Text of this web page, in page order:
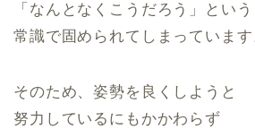
「なんとなくこうだろう」という
常識で固められてしまっています
そのため、姿勢を良くしようと
努力しているにもかかわらず